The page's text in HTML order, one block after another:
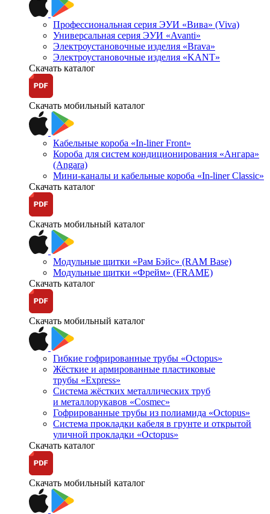
Профессиональная серия ЭУИ «Вива» (Viva)
Универсальная серия ЭУИ «Avanti»
Электроустановочные изделия «Brava»
Электроустановочные изделия «KANT»
Скачать каталог
Скачать мобильный каталог
Кабельные короба «In-liner Front»
Короба для систем кондиционирования «Ангара»
(Angara)
Мини-каналы и кабельные короба «In-liner Classic»
Скачать каталог
Скачать мобильный каталог
Модульные щитки «Рам Бэйс» (RAM Base)
Модульные щитки «Фрейм» (FRAME)
Скачать каталог
Скачать мобильный каталог
Гибкие гофрированные трубы «Octopus»
Жёсткие и армированные пластиковые
трубы «Express»
Система жёстких металлических труб
и металлорукавов «Cosmec»
Гофрированные трубы из полиамида «Octopus»
Система прокладки кабеля в грунте и открытой
уличной прокладки «Octopus»
Скачать каталог
Скачать мобильный каталог